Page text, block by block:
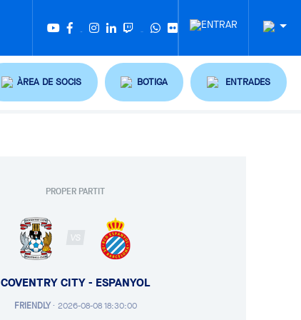
ÀREA DE SOCIS BOTIGA ENTRADES
PROPER PARTIT
VS
COVENTRY CITY - ESPANYOL
FRIENDLY· 2026-08-08 18:30:00